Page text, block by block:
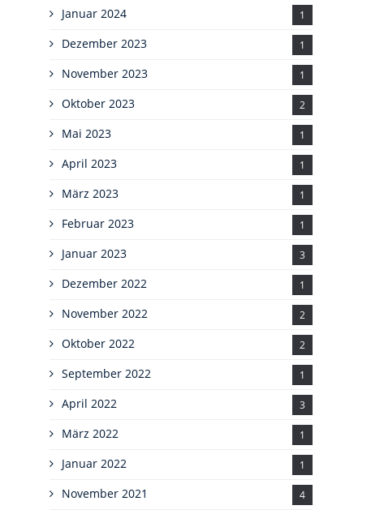
Januar 2024 1
Dezember 2023 1
November 2023 1
Oktober 2023 2
Mai 2023 1
April 2023 1
März 2023 1
Februar 2023 1
Januar 2023 3
Dezember 2022 1
November 2022 2
Oktober 2022 2
September 2022 1
April 2022 3
März 2022 1
Januar 2022 1
November 2021 4